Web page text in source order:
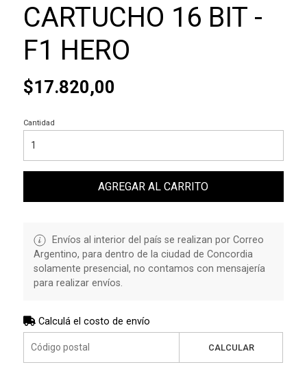
CARTUCHO 16 BIT -
F1 HERO
$17.820,00
Cantidad
AGREGAR AL CARRITO
Envíos al interior del país se realizan por Correo
Argentino, para dentro de la ciudad de Concordia
solamente presencial, no contamos con mensajería
para realizar envíos.
Calculá el costo de envío
CALCULAR